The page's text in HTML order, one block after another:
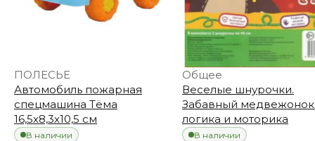
ПОЛЕСЬЕ
Автомобиль пожарная
спецмашина Tёма
16,5х8,3х10,5 см
В наличии
Общее
Веселые шнурочки.
Забавный
логика и моторика
В наличии